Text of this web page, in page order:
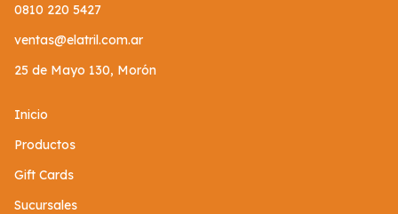
0810 220 5427
ventas@elatril.com.ar
25 de Mayo 130, Morón
Inicio
Productos
Gift Cards
Sucursales